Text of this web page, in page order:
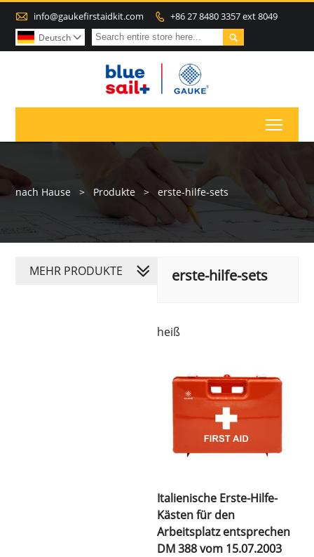
 info@gaukefirstaidkit.com  +86 27 8480 3357 ext 8049

Deutsch 
nach Hause > Produkte > erste-hilfe-sets
erste-hilfe-sets
heiß
Italienische Erste-Hilfe-
Kästen für den
Arbeitsplatz entsprechen
DM 388 vom 15.07.2003
MEHR PRODUKTE